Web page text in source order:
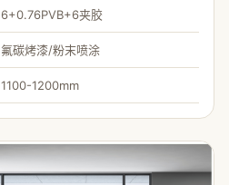
6+0.76PVB+6夹胶
氟碳烤漆/粉末喷涂
1100-1200mm